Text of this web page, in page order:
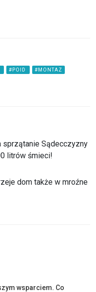
#POID #MONTAZ
sprzątanie Sądecczyzny
litrów śmieci!
dom także w mroźne
wsparciem. Co